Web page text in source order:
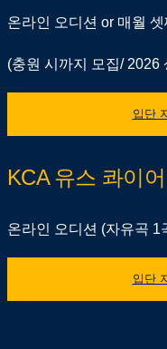
온라인 오디션 or 매월
(충원 시까지 모집/ 2026
입단
KCA 유스 콰이
온라인 오디션 (자유곡 1
입단